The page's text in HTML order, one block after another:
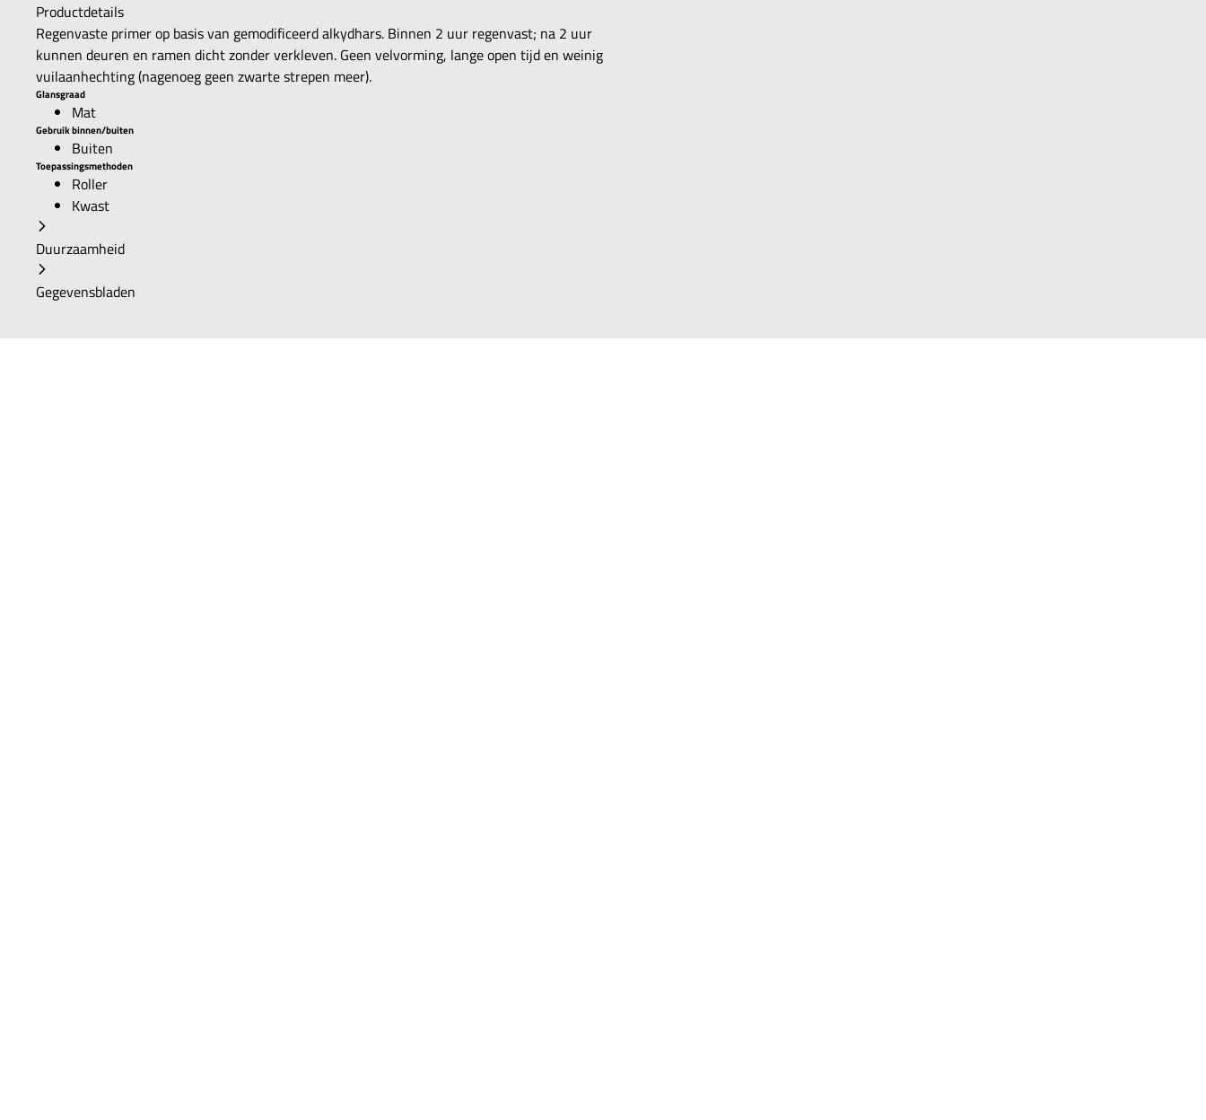
Productdetails
Regenvaste primer op basis van gemodificeerd alkydhars. Binnen 2 uur regenvast; na 2 uur
kunnen deuren en ramen dicht zonder verkleven. Geen velvorming, lange open tijd en weinig
vuilaanhechting (nagenoeg geen zwarte strepen meer).
Glansgraad
Mat
Gebruik binnen/buiten
Buiten
Toepassingsmethoden
Roller
Kwast
Duurzaamheid
Gegevensbladen